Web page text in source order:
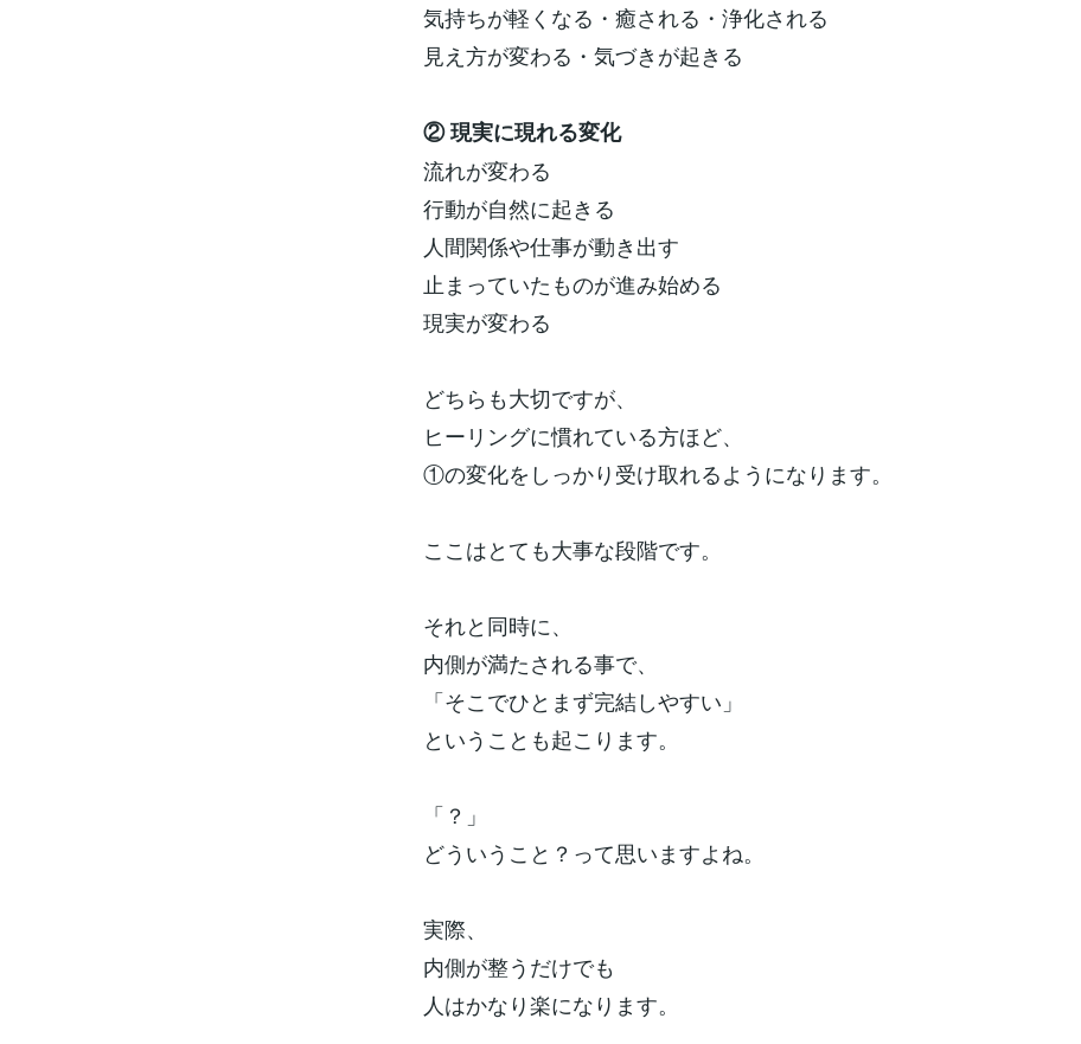
気持ちが軽くなる・癒される・浄化される
見え方が変わる・気づきが起きる
② 現実に現れる変化
流れが変わる
行動が自然に起きる
人間関係や仕事が動き出す
止まっていたものが進み始める
現実が変わる
どちらも大切ですが、
ヒーリングに慣れている方ほど、
①の変化をしっかり受け取れるようになります。
ここはとても大事な段階です。
それと同時に、
内側が満たされる事で、
「そこでひとまず完結しやすい」
ということも起こります。
「？」
どういうこと？って思いますよね。
実際、
内側が整うだけでも
人はかなり楽になります。